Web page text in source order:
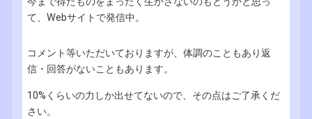
て、Webサイトで発信中。
コメント等いただいておりますが、体調のこともあり返
信・回答がないこともあります。
10%くらいの力しか出せてないので、その点はご了承くだ
さい。